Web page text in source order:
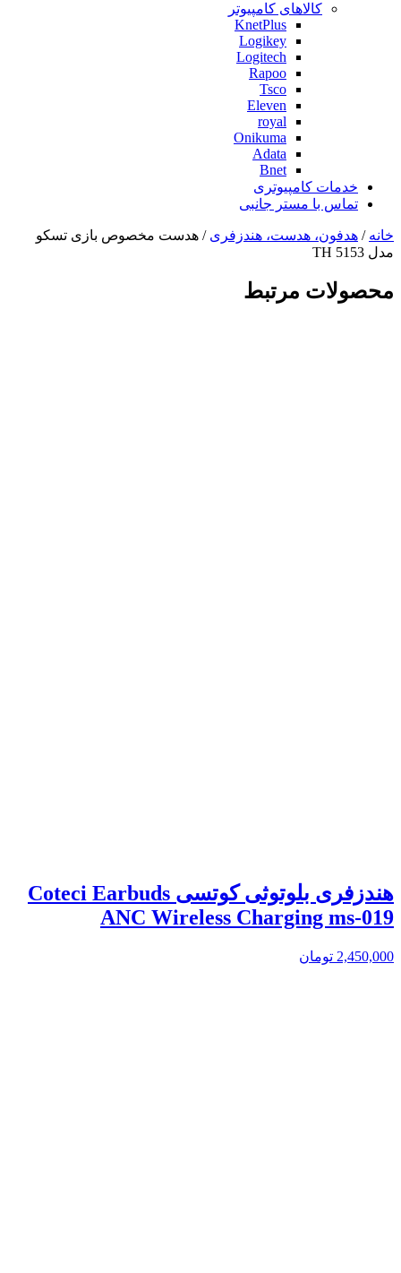
کالاهای کامپیوتر
KnetPlus
Logikey
Logitech
Rapoo
Tsco
Eleven
royal
Onikuma
Adata
Bnet
خدمات کامپیوتری
تماس با مستر جانبی
خانه / هدفون، هدست، هندزفری / هدست مخصوص بازی تسکو
مدل TH 5153
محصولات مرتبط
هندزفری بلوتوثی کوتسی Coteci Earbuds
ANC Wireless Charging ms-019
2,450,000 تومان